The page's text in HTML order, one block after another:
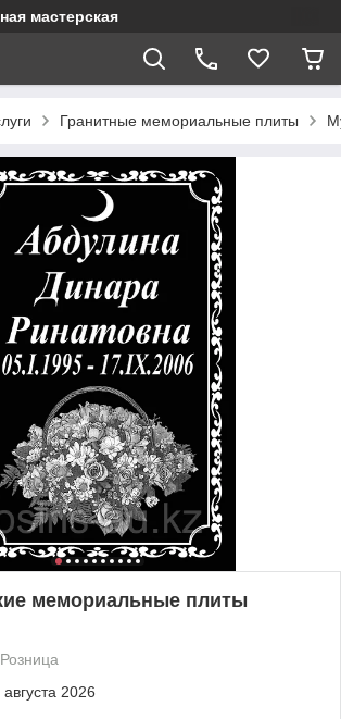
мастерская
Гранитные мемориальные плиты
мемориальные плиты
Розница
2026